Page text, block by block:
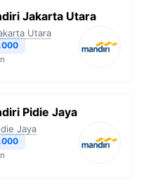
Jakarta Utara
Utara
Pidie Jaya
Jaya